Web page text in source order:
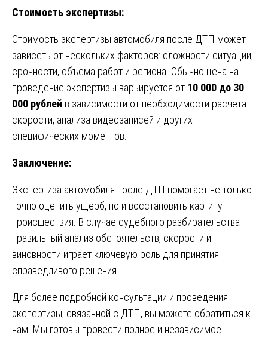
Стоимость экспертизы:
Стоимость экспертизы автомобиля после ДТП может
зависеть от нескольких факторов: сложности ситуации,
срочности, объема работ и региона. Обычно цена на
проведение экспертизы варьируется от 10 000 до 30
000 рублей в зависимости от необходимости расчета
скорости, анализа видеозаписей и других
специфических моментов.
Заключение:
Экспертиза автомобиля после ДТП помогает не только
точно оценить ущерб, но и восстановить картину
происшествия. В случае судебного разбирательства
правильный анализ обстоятельств, скорости и
виновности играет ключевую роль для принятия
справедливого решения.
Для более подробной консультации и проведения
экспертизы, связанной с ДТП, вы можете обратиться к
нам. Мы готовы провести полное и независимое